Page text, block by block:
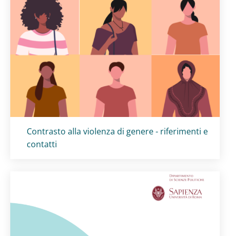
Titolo card:
Contrasto alla violenza di genere - riferimenti e
contatti